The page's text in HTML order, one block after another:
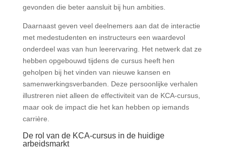
gevonden die beter aansluit bij hun ambities.
Daarnaast geven veel deelnemers aan dat de interactie
met medestudenten en instructeurs een waardevol
onderdeel was van hun leerervaring. Het netwerk dat ze
hebben opgebouwd tijdens de cursus heeft hen
geholpen bij het vinden van nieuwe kansen en
samenwerkingsverbanden. Deze persoonlijke verhalen
illustreren niet alleen de effectiviteit van de KCA-cursus,
maar ook de impact die het kan hebben op iemands
carrière.
De rol van de KCA-cursus in de huidige
arbeidsmarkt